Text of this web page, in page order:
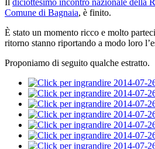
Comune di Bagnaia, è finito.
È stato un momento ricco e molto
ritorno stanno riportando a modo loro
Proponiamo di seguito qualche estratto.